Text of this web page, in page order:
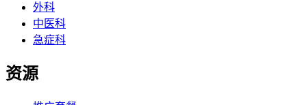
外科
中医科
急症科
资源